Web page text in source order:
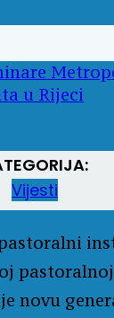
Vijesti
novu